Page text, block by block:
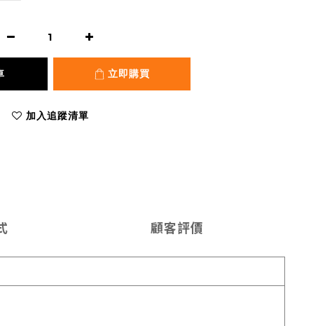
立即購買
加入追蹤清單
顧客評價